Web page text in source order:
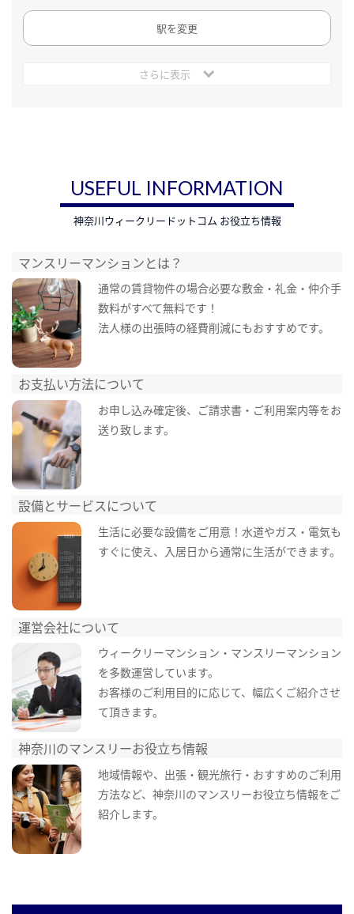
駅を変更
さらに表示
USEFUL INFORMATION
神奈川ウィークリードットコム お役立ち情報
マンスリーマンションとは？
通常の賃貸物件の場合必要な敷金・礼金・仲介手
数料がすべて無料です！
法人様の出張時の経費削減にもおすすめです。
お支払い方法について
お申し込み確定後、ご請求書・ご利用案内等をお
送り致します。
設備とサービスについて
生活に必要な設備をご用意！水道やガス・電気も
すぐに使え、入居日から通常に生活ができます。
運営会社について
ウィークリーマンション・マンスリーマンション
を多数運営しています。
お客様のご利用目的に応じて、幅広くご紹介させ
て頂きます。
神奈川のマンスリーお役立ち情報
地域情報や、出張・観光旅行・おすすめのご利用
方法など、神奈川のマンスリーお役立ち情報をご
紹介します。